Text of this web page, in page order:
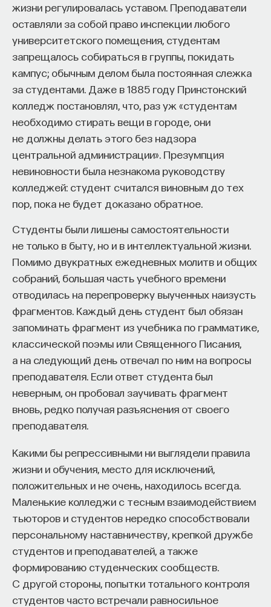
жизни регулировалась уставом. Преподаватели
оставляли за собой право инспекции любого
университетского помещения, студентам
запрещалось собираться в группы, покидать
кампус; обычным делом была постоянная слежка
за студентами. Даже в 1885 году Принстонский
колледж постановлял, что, раз уж «студентам
необходимо стирать вещи в городе, они
не должны делать этого без надзора
центральной администрации». Презумпция
невиновности была незнакома руководству
колледжей: студент считался виновным до тех
пор, пока не будет доказано обратное.
Студенты были лишены самостоятельности
не только в быту, но и в интеллектуальной жизни.
Помимо двукратных ежедневных молитв и общих
собраний, большая часть учебного времени
отводилась на перепроверку выученных наизусть
фрагментов. Каждый день студент был обязан
запоминать фрагмент из учебника по грамматике,
классической поэмы или Священного Писания,
а на следующий день отвечал по ним на вопросы
преподавателя. Если ответ студента был
неверным, он пробовал заучивать фрагмент
вновь, редко получая разъяснения от своего
преподавателя.
Какими бы репрессивными ни выглядели правила
жизни и обучения, место для исключений,
положительных и не очень, находилось всегда.
Маленькие колледжи с тесным взаимодействием
тьюторов и студентов нередко способствовали
персональному наставничеству, крепкой дружбе
студентов и преподавателей, а также
формированию студенческих сообществ.
С другой стороны, попытки тотального контроля
студентов часто встречали равносильное